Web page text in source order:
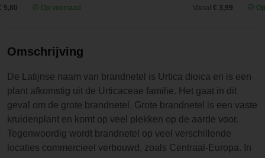
5,80
Op voorraad
Vanaf € 3,99
Omschrijving
De Latijnse naam van brandnetel is Urtica dioica en is een
plant afkomstig uit de Urticaceae familie. Het gaat in dit
geval om de grote brandnetel. Grote brandnetel is een vaste
kruidenplant en komt op veel plekken op de aarde voor.
Tegenwoordig wordt brandnetel op veel verschillende
locaties commercieel verbouwd, zoals Centraal-Europa. In